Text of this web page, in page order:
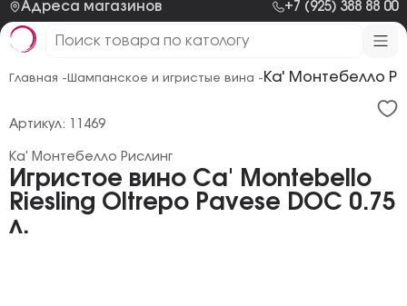
Адреса магазинов +7 (925) 388 88 00
Главная - Шампанское и игристые вина - Ка' Монтебелло
Игристое вино Ca' Montebello
Riesling Oltrepo Pavese DOC 0.75
л.
Ка' Монтебелло Рислинг
Артикул: 11469